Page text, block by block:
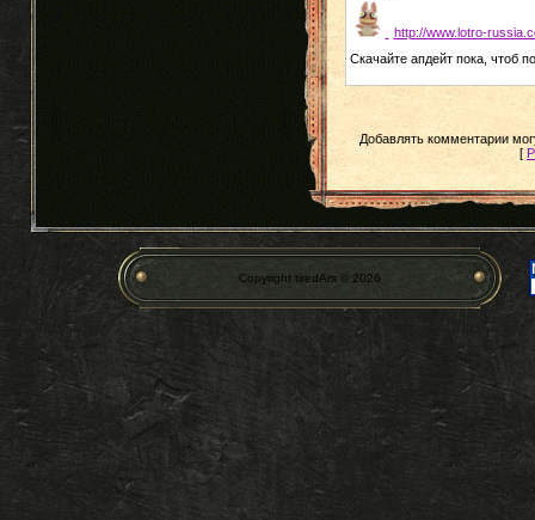
http://www.lotro-
Скачайте апдейт пока, чтоб
Добавлять комментарии
[
Copyright tiredArs © 2026